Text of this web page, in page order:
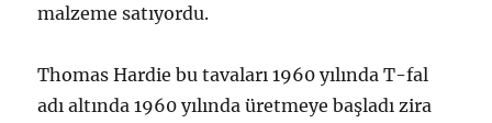
malzeme satıyordu.
Thomas Hardie bu tavaları 1960 yılında T-fal
adı altında 1960 yılında üretmeye başladı zira